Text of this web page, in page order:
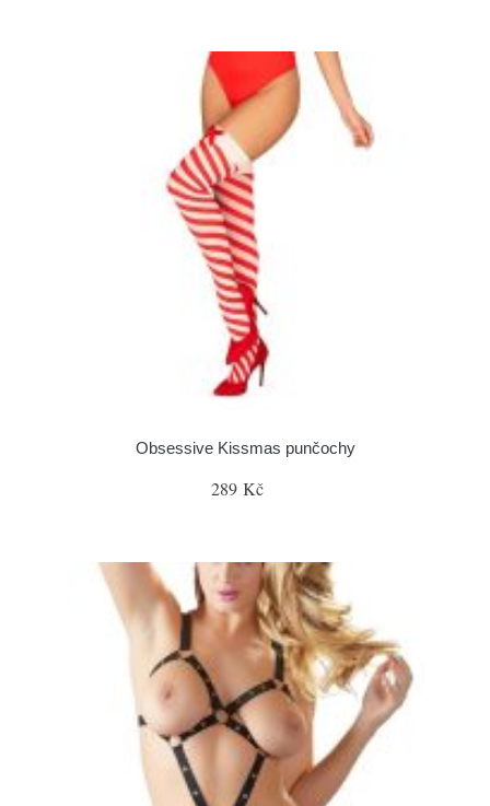
Obsessive Kissmas punčochy
289 Kč